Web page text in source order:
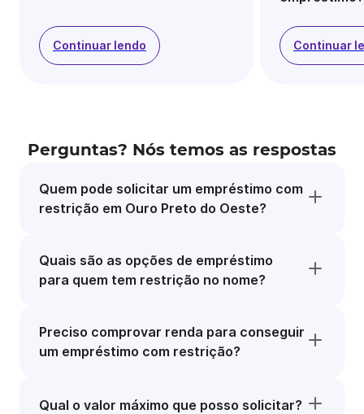
Continuar lendo Continuar
Perguntas? Nós temos as respostas
Quem pode solicitar um empréstimo com
restrição em Ouro Preto do Oeste?
Quais são as opções de empréstimo
para quem tem restrição no nome?
Preciso comprovar renda para conseguir
um empréstimo com restrição?
Qual o valor máximo que posso solicitar?